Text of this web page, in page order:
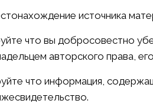
источника
что вы добросовестно
авторского права,
что информация,